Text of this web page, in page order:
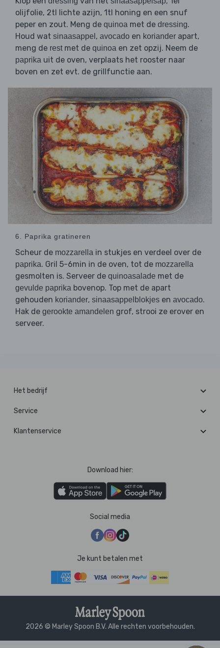
olijfolie, 2tl lichte azijn, 1tl honing en een snuf
peper en zout. Meng de quinoa met de dressing.
Houd wat sinaasappel , avocado en koriander apart,
meng de restmet de quinoa en zet opzij. Neem de
paprika uit de oven, verplaats het rooster naar
boven en zet evt. de grillfunctie aan.
6. Paprika gratineren
Scheur de mozzarella in stukjes en verdeel over de
paprika. Gril 5-6min in de oven, tot de mozzarella
gesmolten is. Serveer de quinoasalade met de
gevulde paprika bovenop. Top met de apart
gehouden koriander, sinaasappelblokjes en avocado.
Hak de gerookte amandelen grof, strooi ze erover en
serveer.
Het bedrijf
Service
Klantenservice
Download hier:
Social media
Je kunt betalen met
2026 © Marley Spoon B.V. Alle rechten voorbehouden.